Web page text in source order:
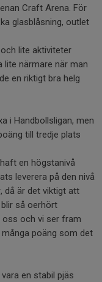
Craft Arena. För
glasblåsning, outlet
lite aktiviteter
lite närmare när man
en riktigt bra helg
i Handbollsligan, men
till tredje plats
en högstanivå
leverera på den nivå
då är det viktigt att
så oerhört
oss och vi ser fram
poäng som det
en stabil pjäs